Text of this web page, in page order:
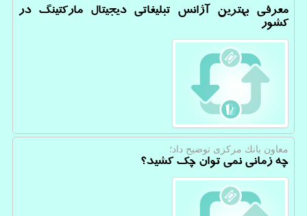
معرفی بهترین آژانس تبلیغاتی دیجیتال مارکتینگ در
کشور
معاون بانك مركزی توضیح داد؛
چه زمانی نمی توان چک کشید؟